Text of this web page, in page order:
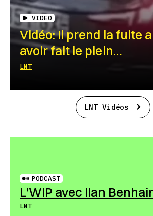
VIDEO
Vidéo: Il prend la fuite
avoir fait le plein…
LNT
LNT Vidéos
PODCAST
L’WIP avec Ilan
LNT